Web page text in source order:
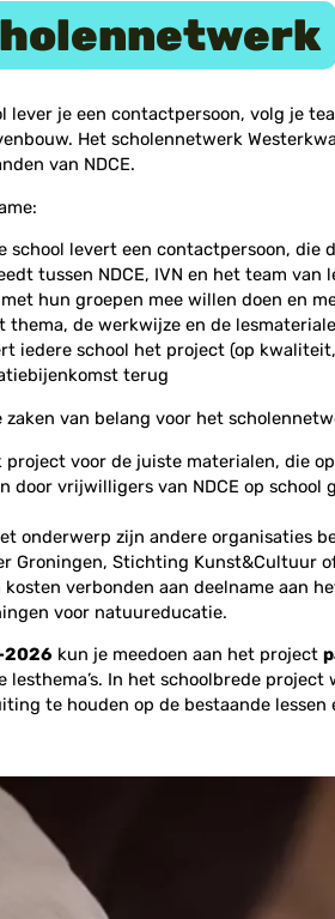
lever je een contactpersoon, volg je
Het scholennetwerk
van NDCE.
school levert een contactpersoon,
tussen NDCE, IVN en het team van
hun groepen mee willen doen en
thema, de werkwijze en de
iedere school het project (op
terug
zaken van belang voor het
project voor de juiste materialen, die
door vrijwilligers van NDCE op
onderwerp zijn andere organisaties
Groningen, Stichting Kunst&Cultuur
kosten verbonden aan deelname aan
voor natuureducatie.
kun je meedoen aan het project
lesthema’s. In het schoolbrede
te houden op de bestaande lessen